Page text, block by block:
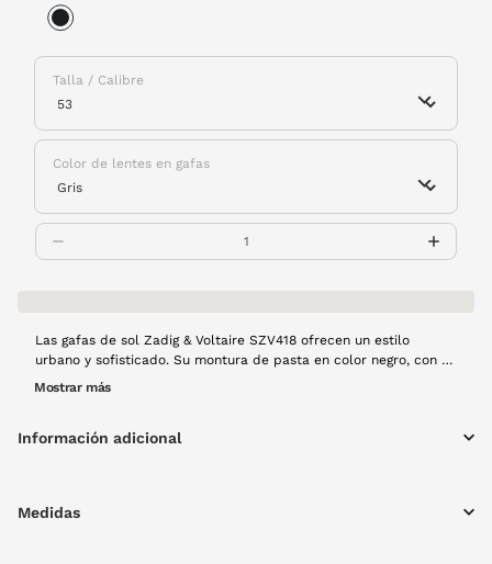
Talla / Calibre
Color de lentes en gafas
Las gafas de sol Zadig & Voltaire SZV418 ofrecen un estilo
urbano y sofisticado. Su montura de pasta en color negro, con un
diseño cuadrado, aporta un aire moderno y elegante, perfecto
añaden un toque de distinción. ¡Protección y estilo en una sola
Mostrar más
Información adicional
Medidas